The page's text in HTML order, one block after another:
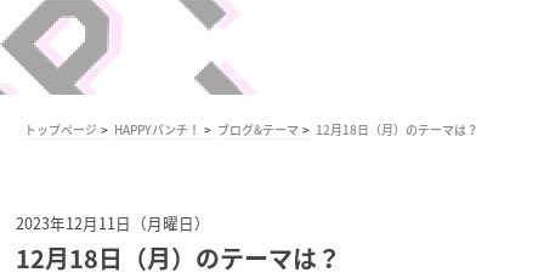
トップページ HAPPYパンチ！ ブログ&テーマ 12月18日（月）のテーマは？
2023年12月11日（月曜日）
12月18日（月）のテーマは？